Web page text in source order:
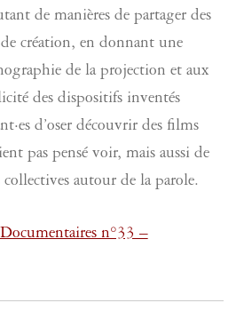
de manières de partager des
création, en donnant une
de la projection et aux
des dispositifs inventés
d’oser découvrir des films
pas pensé voir, mais aussi de
collectives autour de la parole.
n°33 –